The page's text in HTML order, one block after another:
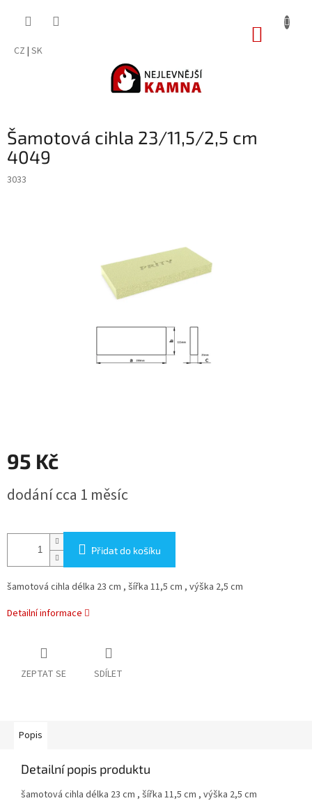
CZ | SK
Šamotová cihla 23/11,5/2,5 cm
4049
3033
95 Kč
cena:
dodání cca 1 měsíc
Přidat do košíku
šamotová cihla délka 23 cm , šířka 11,5 cm , výška 2,5 cm
Detailní informace
ZEPTAT SE SDÍLET
Popis
Detailní popis produktu
šamotová cihla délka 23 cm , šířka 11,5 cm , výška 2,5 cm